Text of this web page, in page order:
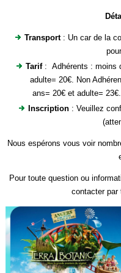
Transport: Un car de la
Tarif: Adhérents : moins
adulte= 20€. Non
ans= 20€ et adulte=
Inscription : Veuillez
Nous espérons vous voir
Pour toute question ou
contacter par